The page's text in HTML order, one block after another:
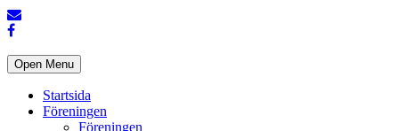
Open Menu
Startsida
Föreningen
Föreningen